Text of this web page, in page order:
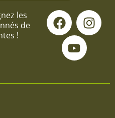
les
de
!
F
a
c
e
o
I
n
s
g
Y
o
u
t
u
b